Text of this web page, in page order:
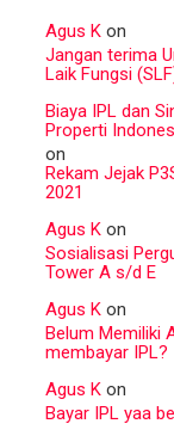
Agus K on
Jangan terima
Laik Fungsi
Biaya IPL dan
Properti
on
Rekam Jejak
2021
Agus K on
Sosialisasi
Tower A s/d E
Agus K on
Belum Memiliki
membayar IPL?
Agus K on
Bayar IPL yaa